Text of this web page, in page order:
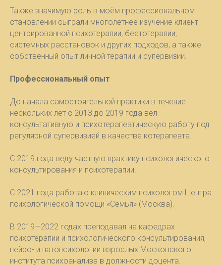
Также значимую роль в моём профессиональном
становлении сыграли многолетнее изучение клиент-
центрированной психотерапии, беатотерапии,
системных расстановок и других подходов, а также
собственный опыт личной терапии и супервизии.
Профессиональный опыт
До начала самостоятельной практики в течение
нескольких лет с 2013 до 2019 года вёл
консультативную и психотерапевтическую работу под
регулярной супервизией в качестве котерапевта.
С 2019 года веду частную практику психологического
консультирования и психотерапии.
С 2021 года работаю клиническим психологом Центра
психологической помощи «Семья» (Москва).
В 2019—2022 годах преподавал на кафедрах
психотерапии и психологического консультирования,
нейро- и патопсихологии взрослых Московского
института психоанализа в должности доцента.